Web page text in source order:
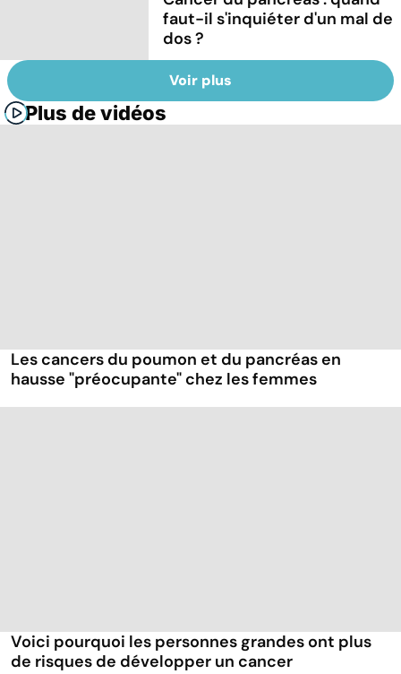
faut-il s'inquiéter d'un mal de
dos ?
Voir plus
Plus de vidéos
Les cancers du poumon et du pancréas en
hausse "préocupante" chez les femmes
Voici pourquoi les personnes grandes ont plus
de risques de développer un cancer